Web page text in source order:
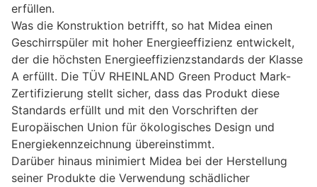
erfüllen.
Was die Konstruktion betrifft, so hat Midea einen
Geschirrspüler mit hoher Energieeffizienz entwickelt,
der die höchsten Energieeffizienzstandards der Klasse
A erfüllt. Die TÜV RHEINLAND Green Product Mark-
Zertifizierung stellt sicher, dass das Produkt diese
Standards erfüllt und mit den Vorschriften der
Europäischen Union für ökologisches Design und
Energiekennzeichnung übereinstimmt.
Darüber hinaus minimiert Midea bei der Herstellung
seiner Produkte die Verwendung schädlicher